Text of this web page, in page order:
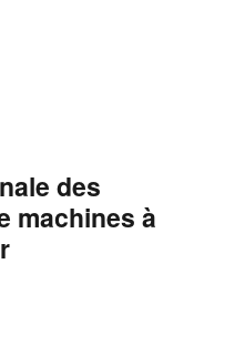
des
machines à